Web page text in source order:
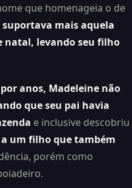
que homenageia o de
mais aquela
natal, levando seu filho
anos, Madeleine não
que seu pai havia
e inclusive descobriu
um filho que também
porém como